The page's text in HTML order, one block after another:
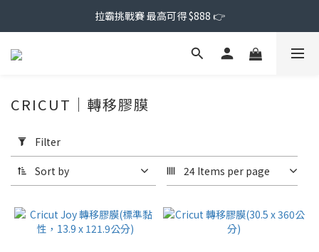
拉霸挑戰賽 最高可得 $888 👉
Filter
(0/20)
Range
(NT$)
CRICUT｜轉移膠膜
Filter
Sort by 24 Items per page